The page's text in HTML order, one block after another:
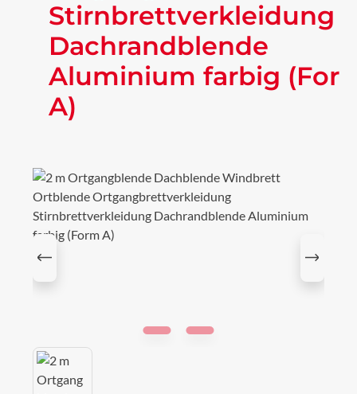
Stirnbrettverkleidung
Dachrandblende
Aluminium farbig
A)
Bildergalerie überspringen